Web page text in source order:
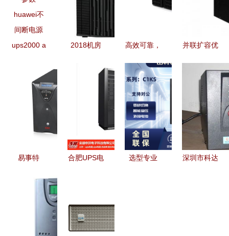
ups2000 a
数 huawei
不间断电源
2018机房
格详解及批
高效可靠，
GXE06K00TL1101C00
助力广东用
户保障电力
安全
并联扩容优
C3K UPS
电源现货特
惠，实现稳
定不间断供
电
易事特
进三出高频
UPS不间断
合肥UPS电
市场主流选
择
选型专业
深圳市科达